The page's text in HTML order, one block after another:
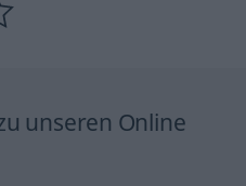
unseren Online